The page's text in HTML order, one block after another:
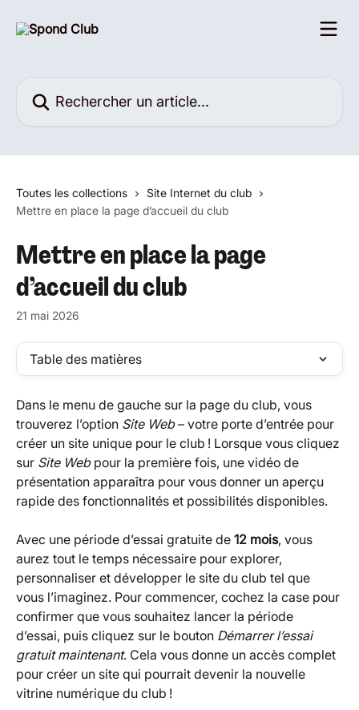
Toutes les collections
Site Internet du club
Mettre en place la page d’accueil du club
Mettre en place la page
d’accueil du club
21 mai 2026
Table des matières
Dans le menu de gauche sur la page du club, vous
trouverez l’option Site Web – votre porte d’entrée pour
créer un site unique pour le club ! Lorsque vous cliquez
sur Site Web pour la première fois, une vidéo de
présentation apparaîtra pour vous donner un aperçu
rapide des fonctionnalités et possibilités disponibles.
Avec une période d’essai gratuite de 12 mois, vous
aurez tout le temps nécessaire pour explorer,
personnaliser et développer le site du club tel que
vous l’imaginez. Pour commencer, cochez la case pour
confirmer que vous souhaitez lancer la période
d’essai, puis cliquez sur le bouton Démarrer l’essai
gratuit maintenant. Cela vous donne un accès complet
pour créer un site qui pourrait devenir la nouvelle
vitrine numérique du club !